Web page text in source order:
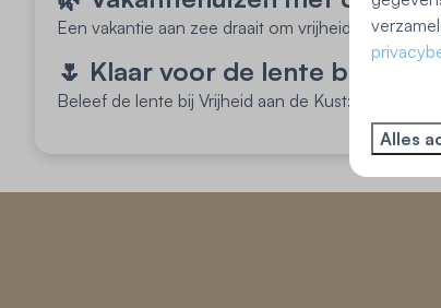
Een vakantie aan zee draait om vrijheid, frisse
🌷 Klaar voor de lente bij
Beleef de lente bij Vrijheid aan de Kust: rust,
Alles